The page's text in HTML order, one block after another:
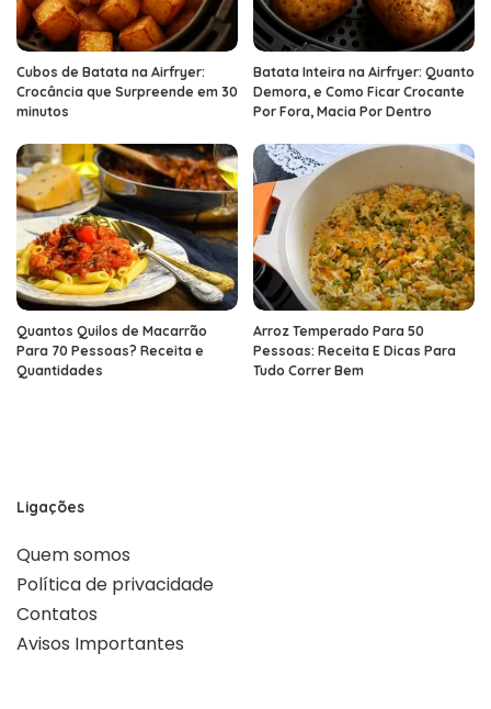
Cubos de Batata na Airfryer:
Crocância que Surpreende em 30
minutos
Batata Inteira na Airfryer: Quanto
Demora, e Como Ficar Crocante
Por Fora, Macia Por Dentro
Quantos Quilos de Macarrão
Para 70 Pessoas? Receita e
Quantidades
Arroz Temperado Para 50
Pessoas: Receita E Dicas Para
Tudo Correr Bem
Ligações
Quem somos
Política de privacidade
Contatos
Avisos Importantes